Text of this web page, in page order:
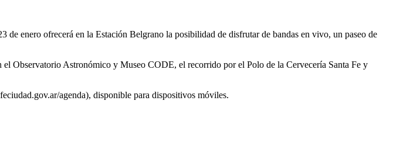
enero ofrecerá en la Estación Belgrano la posibilidad de disfrutar de bandas en vivo, un paseo de
Observatorio Astronómico y Museo CODE, el recorrido por el Polo de la Cervecería Santa Fe y
agenda), disponible para dispositivos móviles.